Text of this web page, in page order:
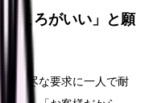
ところがいい」と願
理不尽な要求に一人で耐